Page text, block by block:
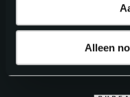
Alleen
4.6uit 5